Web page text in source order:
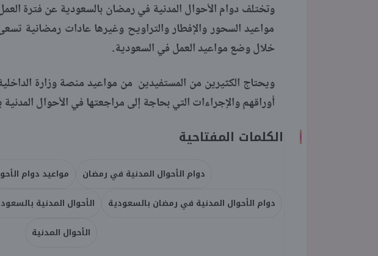
وتختلف دوام الأحوال المدنية في رمضان بالسعودية عن فترة
مواعيد السحور والإفطار والتراويح وغيرها عادات رمضانية
خلال وضع مواعيد العمل في السعودية.
ويحتاج الكثيرين من المستفيدين من مواعيد منصة وزارة الداخلية
أوراقهم والإجراءات التي بحاجة إلى مراجعتها في الأحوال
الكلمات المفتاحية
دوام الأحوال المدنية في رمضان
مواعيد دوام
دوام الأحوال المدنية في رمضان بالسعودية
الأحوال المدنية
الأحوال المدنية